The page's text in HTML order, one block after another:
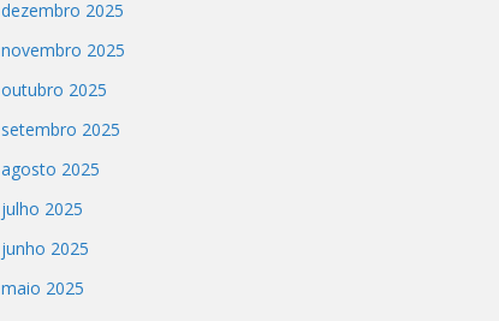
dezembro 2025
novembro 2025
outubro 2025
setembro 2025
agosto 2025
julho 2025
junho 2025
maio 2025